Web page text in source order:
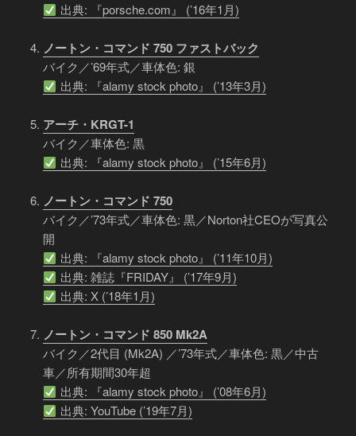
出典: 『porsche.com』 (’16年1月)
ノートン・コマンド 750 ファストバック
バイク／’69年式／車体色: 銀
出典: 『alamy stock photo』 (’13年3月)
アーチ・KRGT-1
バイク／車体色: 黒
出典: 『alamy stock photo』 (’15年6月)
ノートン・コマンド 750
バイク／’73年式／車体色: 黒／Norton社CEOが写真公
開
出典: 『alamy stock photo』 (’11年10月)
出典: 雑誌『FRIDAY』 (’17年9月)
出典: X (’18年1月)
ノートン・コマンド 850 Mk2A
バイク／2代目 (Mk2A) ／’73年式／車体色: 黒／中古
車／所有期間30年超
出典: 『alamy stock photo』 (’08年6月)
出典: YouTube (’19年7月)